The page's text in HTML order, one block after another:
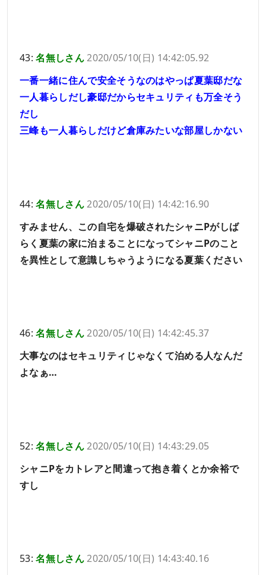
43:名無しさん2020/05/10(日) 14:42:05.92
一番一緒に住んで安全そうなのはやっぱ夏葉邸だな
一人暮らしだし豪邸だからセキュリティも万全そう
だし
三峰も一人暮らしだけど倉庫みたいな部屋しかない
44:名無しさん2020/05/10(日) 14:42:16.90
すみません、この自宅を爆破されたシャニPがしば
らく夏葉の家に泊まることになってシャニPのこと
を異性として意識しちゃうようになる夏葉ください
46:名無しさん2020/05/10(日) 14:42:45.37
大事なのはセキュリティじゃなくて泊める人なんだ
よなぁ…
52:名無しさん2020/05/10(日) 14:43:29.05
シャニPをカトレアと間違って抱き着くとか余裕で
すし
53:名無しさん2020/05/10(日) 14:43:40.16